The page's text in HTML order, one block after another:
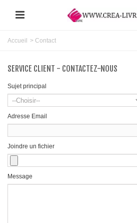
Accueil > Contact
SERVICE CLIENT - CONTACTEZ-NOUS
Sujet principal
Adresse Email
Joindre un fichier
Message